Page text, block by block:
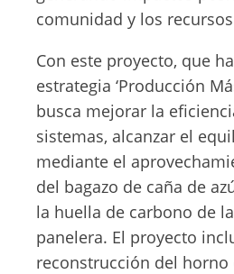
comunidad y los
Con este proyecto, que
estrategia ‘Producción
busca mejorar la
sistemas, alcanzar el
mediante el
del bagazo de caña de
la huella de carbono de
panelera. El proyecto
reconstrucción del